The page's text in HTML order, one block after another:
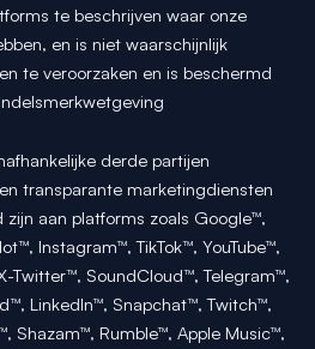
te beschrijven waar onze
en is niet waarschijnlijk
te veroorzaken en is beschermd
derde partijen
transparante marketingdiensten
aan platforms zoals Google™,
Instagram™, TikTok™, YouTube™,
Twitter™, SoundCloud™, Telegram™,
LinkedIn™, Snapchat™, Twitch™,
Shazam™, Rumble™, Apple Music™,